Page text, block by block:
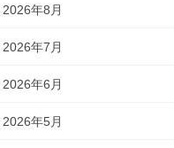
2026年8月
2026年7月
2026年6月
2026年5月